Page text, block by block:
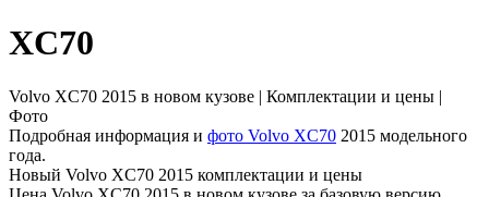
XC70
Volvo XC70 2015 в новом кузове | Комплектации и цены |
Фото
Подробная информация и фото Volvo XC70 2015 модельного
года.
Новый Volvo XC70 2015 комплектации и цены